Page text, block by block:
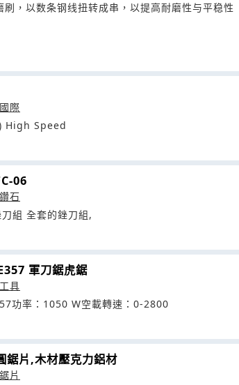
，以数条钢线扭转成串，以提高耐磨性与平稳性
際
High Speed
06
石
FC-06 精密鑽石平斜銼刀組 全套的銼刀組,
軍刀鋸虎鋸
具
功率：1050 W空載轉速：0-2800
鋸片,木材壓克力鋁材
片